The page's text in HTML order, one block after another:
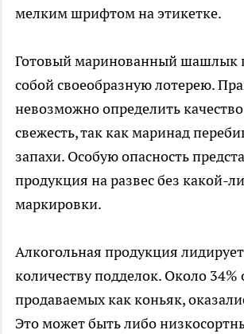
мелким шрифтом на этикетке.
Готовый маринованный шашлык
собой своеобразную лотерею.
невозможно определить
свежесть, так как маринад
запахи. Особую опасность
продукция на развес без какой-
маркировки.
Алкогольная продукция
количеству подделок. Около 34%
продаваемых как коньяк,
Это может быть либо